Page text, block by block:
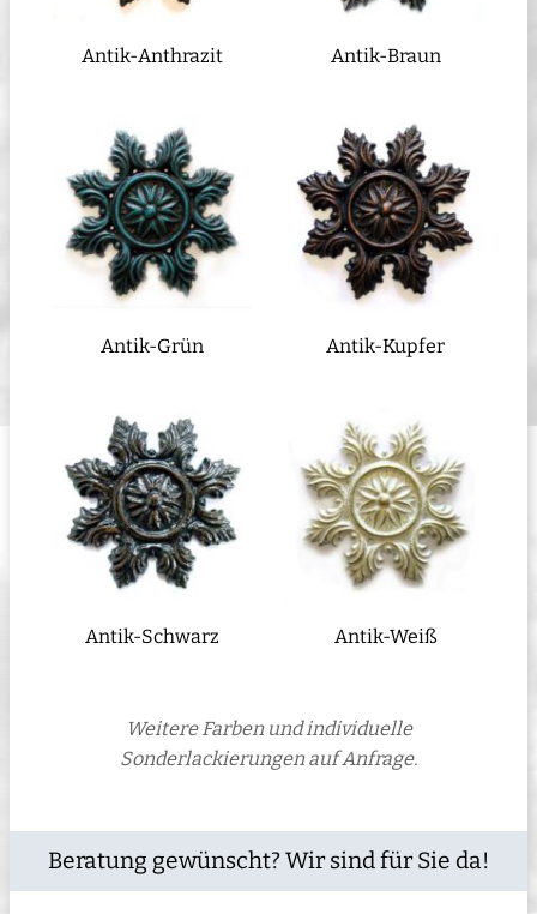
Antik-Anthrazit Antik-Braun
Antik-Grün Antik-Kupfer
Antik-Schwarz Antik-Weiß
Weitere Farben und individuelle
Sonderlackierungen auf Anfrage.
Beratung gewünscht? Wir sind für Sie da!